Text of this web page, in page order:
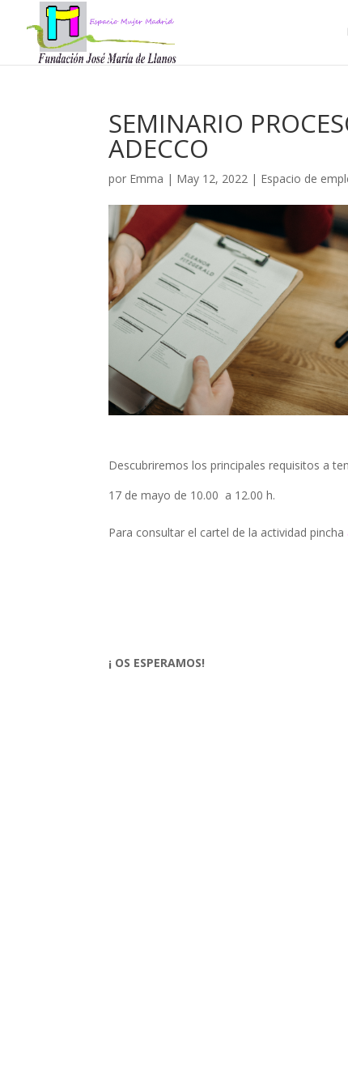
SEMINARIO
ADECCO
por Emma | May 12, 2022 | Espacio de
Descubriremos los principales requisitos a
17 de mayo de 10.00 a 12.00 h.
Para consultar el cartel de la actividad pincha
¡ OS ESPERAMOS!